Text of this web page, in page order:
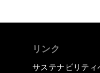
リンク
サステナビリティ